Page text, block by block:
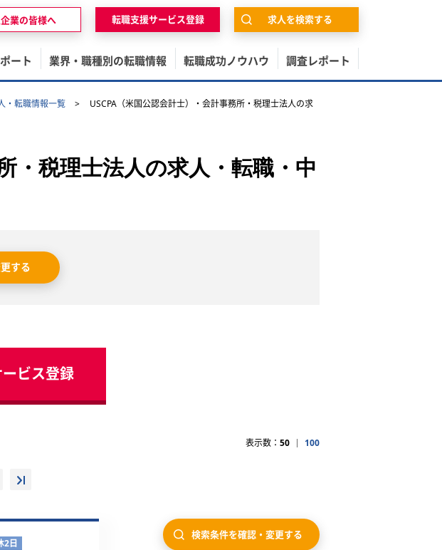
ート 業界・職種別の転職情報 転職成功ノウハウ 調査レポート
業の皆様へ 転職支援サービス登録 求人を検索する
・転職情報一覧
USCPA（米国公認会計士）・会計事務所・税理士法人の求
・税理士法人の求人・転職・中
する
ビス登録
表示数： 50 100
2日
検索条件を確認・変更する